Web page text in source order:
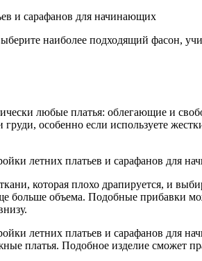
наиболее подходящий фасон,
любые платья: облегающие и
особенно если используете
которая плохо драпируется, и
больше объема. Подобные прибавки
платья. Подобное изделие сможет